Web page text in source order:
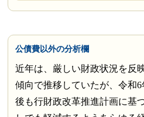
公債費以外の分析欄
近年は、厳しい財政状況を反
傾向で推移していたが、令和
後も行財政改革推進計画に基